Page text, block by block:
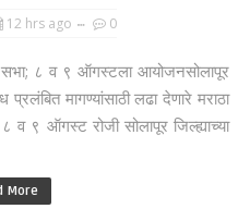
12 hrs ago 0
सभा; ८ व ९ ऑगस्टला आयोजनसोलापूर
प्रलंबित मागण्यांसाठी लढा देणारे मराठा
९ ऑगस्ट रोजी सोलापूर जिल्ह्याच्या
More